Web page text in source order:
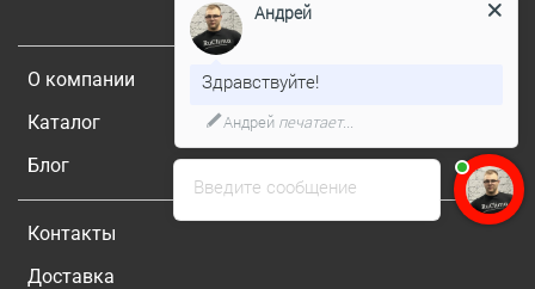
О компании
Каталог
Блог
Контакты
Доставка
Введите сообщение
Андрей
Здравствуйте!
Андрей печатает...